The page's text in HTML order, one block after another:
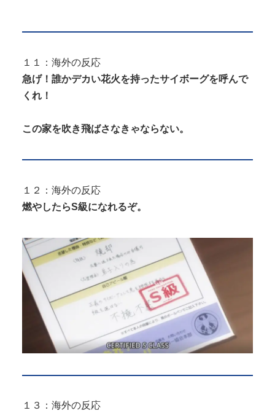
１１：海外の反応
急げ！誰かデカい花火を持ったサイボーグを呼んで
くれ！
この家を吹き飛ばさなきゃならない。
１２：海外の反応
燃やしたらS級になれるぞ。
１３：海外の反応